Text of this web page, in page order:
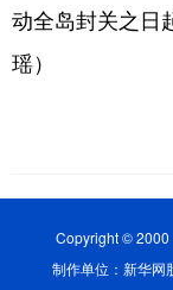
动全岛封关之日
瑶）
Copyright ©
制作单位：新华